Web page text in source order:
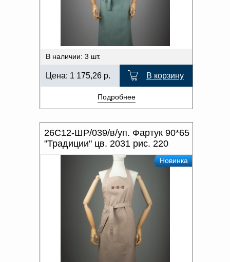
В наличии: 3 шт.
Цена: 1 175,26 р. В корзину
Подробнее
26С12-ШР/039/в/уп. Фартук 90*65
"Традиции" цв. 2031 рис. 220
Новинка